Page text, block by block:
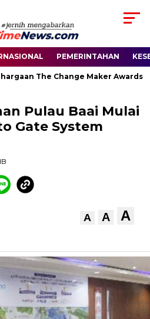
PEMERINTAHAN
The Change Maker Awards
Pulau Baai Mulai
Gate System
A A A